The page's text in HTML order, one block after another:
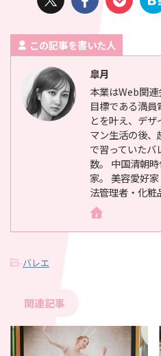
この記事を書いた人
皐月
本業はWeb関
目標である満
とを叶え、デ
マン生活の後、
で習っていたバ
数。 中国清朝
家。 美容愛好
法管理者・化粧
-バレエ
関連記事